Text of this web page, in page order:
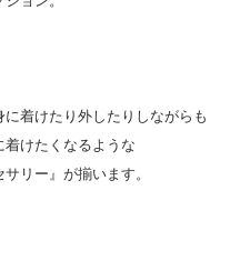
着けたり外したりしながらも
けたくなるような
リー』が揃います。